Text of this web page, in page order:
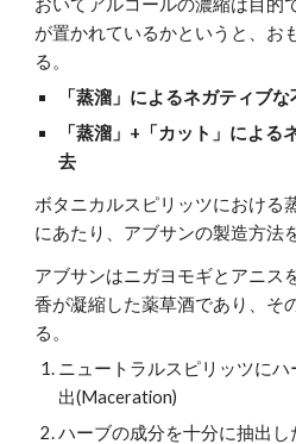
おいてアルコールの濃縮は目的
が置かれているかというと、お
る。
「蒸溜」によるネガティブ
「蒸溜」+「カット」によ
去
ボタニカルスピリッツにおける
にあたり、アブサンの製造方法
アブサンはニガヨモギとアニス
香が凝縮した薬草酒であり、そ
る。
ニュートラルスピリッツに
出(Maceration)
ハーブの成分を十分に抽出